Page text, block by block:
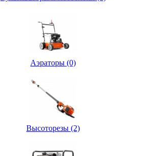
Аэраторы (0)
Высоторезы (2)